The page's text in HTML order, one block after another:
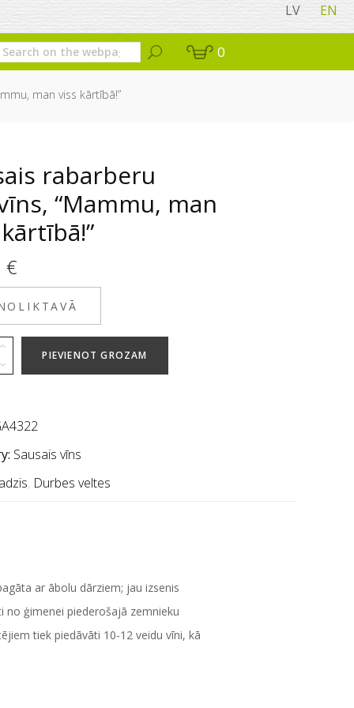
LV EN
0
man viss kārtībā!”
rabarberu
“Mammu, man
€
PIEVIENOT GROZAM
Sausais vīns
, Durbes veltes
ar ābolu dārziem; jau izsenis
no ģimenei piederošajā zemnieku
tiek piedāvāti 10-12 veidu vīni, kā